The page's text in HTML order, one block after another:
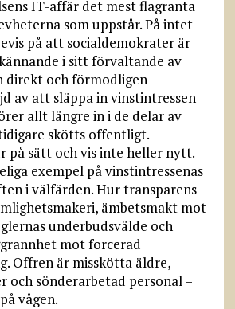
IT-affär det mest flagranta
som uppstår. På intet
på att socialdemokrater är
i sitt förvaltande av
direkt och förmodligen
av att släppa in vinstintressen
allt längre in i de delar av
skötts offentligt.
på sätt och vis inte heller nytt.
exempel på vinstintressenas
i välfärden. Hur transparens
ämbetsmakt mot
underbudsvälde och
mot forcerad
Offren är misskötta äldre,
och sönderarbetad personal –
vågen.